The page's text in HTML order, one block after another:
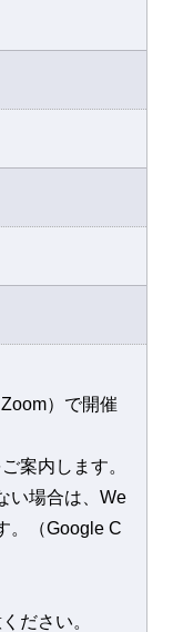
）で開催
案内します。
い場合は、We
。（Google C
ださい。